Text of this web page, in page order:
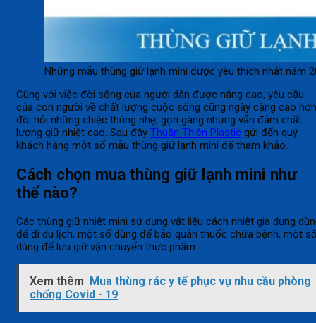
Những mẫu thùng giữ lạnh mini được yêu thích nhất năm
Cùng với việc đời sống của người dân được nâng cao, yêu cầu
của con người về chất lượng cuộc sống cũng ngày càng cao hơn
đòi hỏi những chiệc thùng nhẹ, gọn gàng nhưng vẫn đảm chất
lượng giữ nhiệt cao. Sau đây Thuận Thiên Plastic gửi đến quý
khách hàng một số mẫu thùng giữ lạnh mini để tham khảo.
Cách chọn mua thùng giữ lạnh mini như
thế nào?
Các thùng giữ nhiệt mini sử dụng vật liệu cách nhiệt gia dụng
để đi du lịch, một số dùng để bảo quản thuốc chữa bệnh, một
dùng để lưu giữ vận chuyển thực phẩm …
Xem thêm Mua thùng rác y tế phục vụ nhu cầu phòng
chống Covid - 19